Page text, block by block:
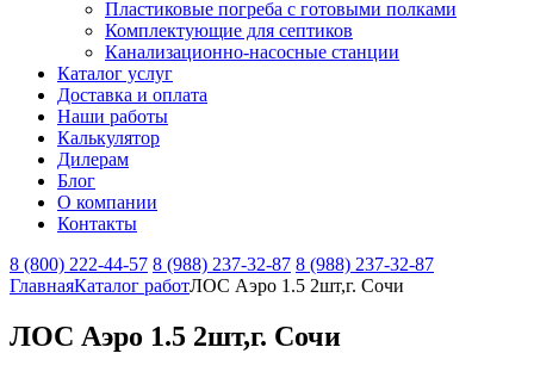
Пластиковые погреба с готовыми полками
Комплектующие для септиков
Канализационно-насосные станции
Каталог услуг
Доставка и оплата
Наши работы
Калькулятор
Дилерам
Блог
О компании
Контакты
8 (800) 222-44-57 8 (988) 237-32-87 8 (988) 237-32-87
ГлавнаяКаталог работЛОС Аэро 1.5 2шт,г. Сочи
ЛОС Аэро 1.5 2шт,г. Сочи